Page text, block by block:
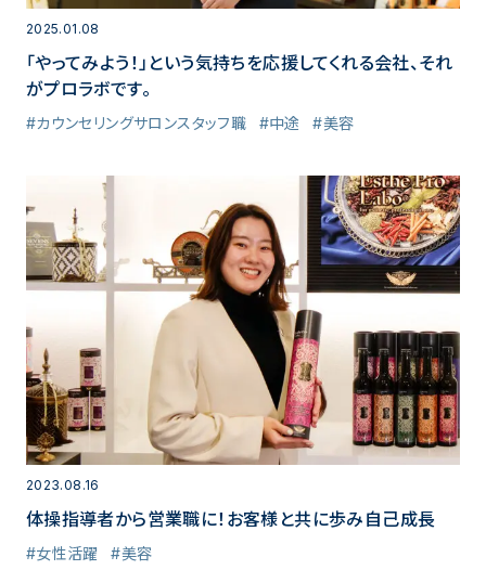
2025.01.08
「やってみよう！」という気持ちを応援してくれる会社、それ
がプロラボです。
#カウンセリングサロンスタッフ職 #中途 #美容
2023.08.16
体操指導者から営業職に！お客様と共に歩み自己成長
#女性活躍 #美容